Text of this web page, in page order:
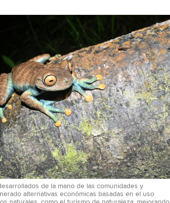
de la mano de las comunidades y
alternativas económicas basadas en el uso